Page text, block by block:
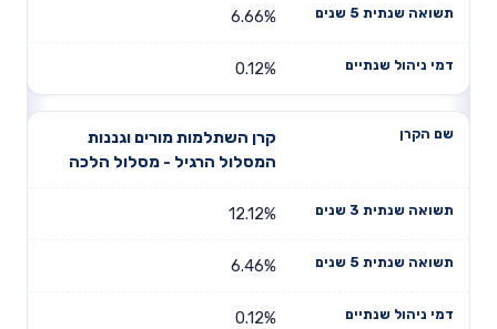
6.66%
0.12%
קרן השתלמות מורים וגננות
המסלול הרגיל - מסלול הלכה
12.12%
6.46%
0.12%